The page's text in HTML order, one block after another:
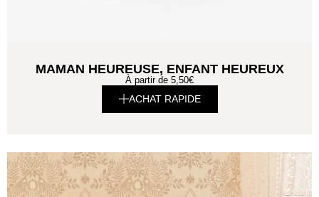
MAMAN HEUREUSE, ENFANT HEUREUX
À partir de 5,50€
ACHAT RAPIDE